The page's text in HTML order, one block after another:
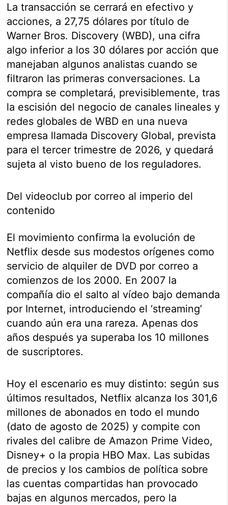
La transacción se cerrará en efectivo y
acciones, a 27,75 dólares por título de
Warner Bros. Discovery (WBD), una cifra
algo inferior a los 30 dólares por acción que
manejaban algunos analistas cuando se
filtraron las primeras conversaciones. La
compra se completará, previsiblemente, tras
la escisión del negocio de canales lineales y
redes globales de WBD en una nueva
empresa llamada Discovery Global, prevista
para el tercer trimestre de 2026, y quedará
sujeta al visto bueno de los reguladores.
Del videoclub por correo al imperio del
contenido
El movimiento confirma la evolución de
Netflix desde sus modestos orígenes como
servicio de alquiler de DVD por correo a
comienzos de los 2000. En 2007 la
compañía dio el salto al vídeo bajo demanda
por Internet, introduciendo el ‘streaming’
cuando aún era una rareza. Apenas dos
años después ya superaba los 10 millones
de suscriptores.
Hoy el escenario es muy distinto: según sus
últimos resultados, Netflix alcanza los 301,6
millones de abonados en todo el mundo
(dato de agosto de 2025) y compite con
rivales del calibre de Amazon Prime Video,
Disney+ o la propia HBO Max. Las subidas
de precios y los cambios de política sobre
las cuentas compartidas han provocado
bajas en algunos mercados, pero la